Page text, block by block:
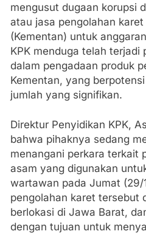
mengusut dugaan korupsi
atau jasa pengolahan
(Kementan) untuk
KPK menduga telah terjadi
dalam pengadaan produk
Kementan, yang
jumlah yang signifikan.
Direktur Penyidikan KPK,
bahwa pihaknya sedang
menangani perkara terkait
asam yang digunakan
wartawan pada Jumat
pengolahan karet tersebut
berlokasi di Jawa Barat,
dengan tujuan untuk